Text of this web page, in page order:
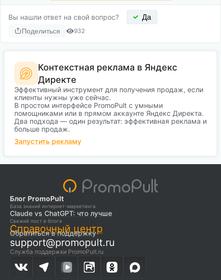
Вы нашли ответ на свой вопрос? Да
Поделиться 932
Контекстная реклама в Яндекс
Директе
Эффективный инструмент для получения продаж, если
клиенты нужны уже сейчас.
В простом интерфейсе PromoPult с умными
помощниками или в прямом аккаунте Яндекс Директа.
Два подхода — один результат: эффективная реклама и
больше продаж.
Запустить рекламу
Блог PromoPult
База знаний интернет-маркетинга
Claude vs ChatGPT: что лучше
Свежий пост в блоге
Справочный центр
Обратиться в поддержку
support@promopult.ru
Служба поддержки PromoPult.ru